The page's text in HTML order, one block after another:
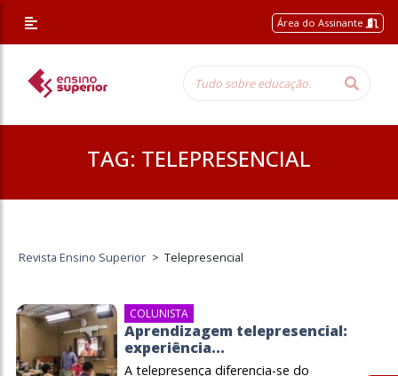
Área do Assinante
TAG: TELEPRESENCIAL
Revista Ensino Superior > Telepresencial
COLUNISTA
Aprendizagem telepresencial:
experiência...
A telepresença diferencia-se do